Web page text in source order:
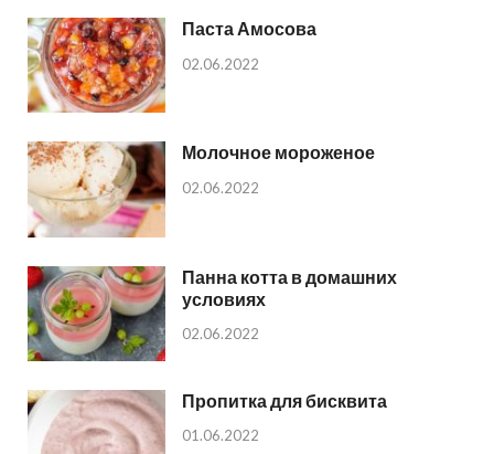
Паста Амосова
02.06.2022
Молочное мороженое
02.06.2022
Панна котта в домашних
условиях
02.06.2022
Пропитка для бисквита
01.06.2022